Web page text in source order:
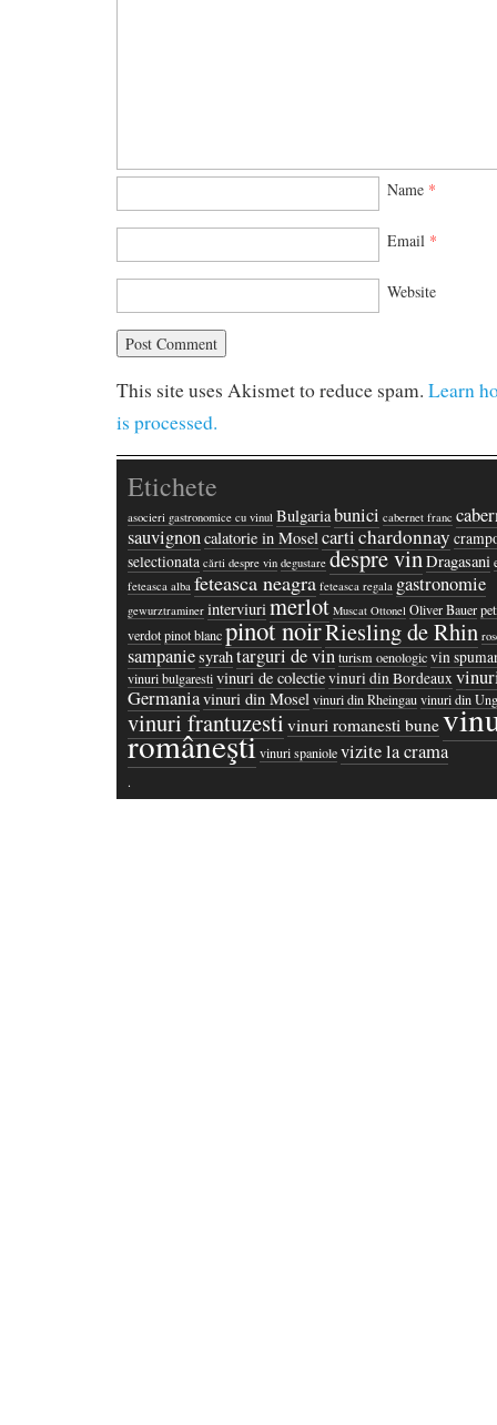
Name *
Email *
Website
This site uses Akismet to reduce spam. Learn
is processed.
Etichete
asocieri gastronomice cu vinul Bulgariabunici cabernet franc
sauvignoncalatorie in Moselcartichardonnay
selectionata cărti despre vin degustare despre vinDragasani
feteasca alba feteasca neagra feteasca regala gastronomie
gewurztraminer interviurimerlot Muscat Ottonel Oliver Bauer
verdotpinot blancpinot noirRiesling de Rhin
sampaniesyrahtarguri de vinturism oenologicvin
vinuri bulgarestivinuri de colectievinuri din Bordeaux
Germaniavinuri din Moselvinuri din Rheingauvinuri din
vinuri frantuzesti vinuri romanesti bune
româneştivinuri spaniolevizite la crama
·